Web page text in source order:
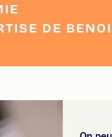
DE